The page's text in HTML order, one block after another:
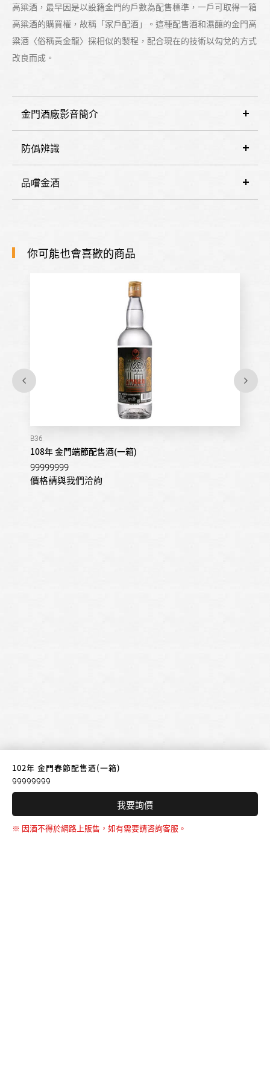
102年 金門春節配售酒(一箱)
99999999
※ 因酒不得於網路上販售，如有需要請咨詢客服。
我要詢價
高粱酒，最早因是以設籍金門的戶數為配售標準，一戶可取得一箱
高粱酒的購買權，故稱「家戶配酒」。這種配售酒和濕釀的金門高
粱酒〈俗稱黃金龍〉採相似的製程，配合現在的技術以勾兌的方式
改良而成。
金門酒廠影音簡介
防僞辨識
品嚐金酒
你可能也會喜歡的商品
B36
108年 金門端節配售酒(一箱)
99999999
價格請與我們洽詢